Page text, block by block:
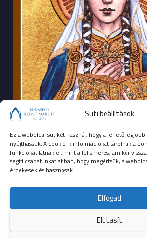
Süti beállítások
Ez a weboldal sütiket használ, hogy a lehető
nyújthassuk. A cookie-k információkat tárolnak a
funkciókat látnak el, mint a felismerés, amikor
segíti csapatunkat abban, hogy megértsük, a
érdekesek és hasznosak.
Elfogad
Elutasít
SEGÉLYHÍVÓSZÁMOK
104mentők